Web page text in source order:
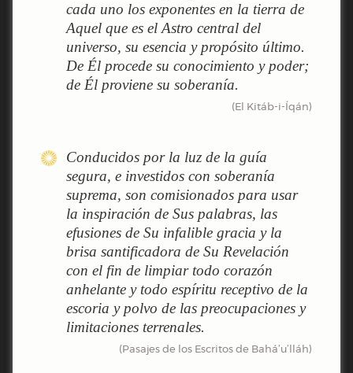
cada uno los exponentes en la tierra de
Aquel que es el Astro central del
universo, su esencia y propósito último.
De Él procede su conocimiento y poder;
de Él proviene su soberanía.
(El Kitáb-i-Íqán)
Conducidos por la luz de la guía
segura, e investidos con soberanía
suprema, son comisionados para usar
la inspiración de Sus palabras, las
efusiones de Su infalible gracia y la
brisa santificadora de Su Revelación
con el fin de limpiar todo corazón
anhelante y todo espíritu receptivo de la
escoria y polvo de las preocupaciones y
limitaciones terrenales.
(Pasajes de los Escritos de Bahá’u’lláh)